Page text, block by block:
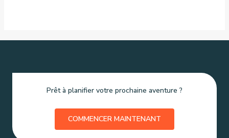
Prêt à planifier votre prochaine aventure ?
COMMENCER MAINTENANT